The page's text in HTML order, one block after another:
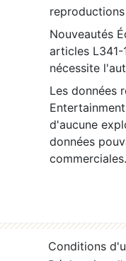
Nouveautés
articles
nécessite
Les données
d'aucune
données
commerciales.
Conditions